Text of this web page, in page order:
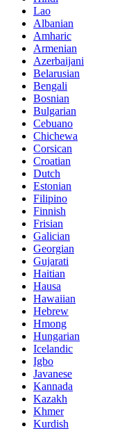
Lao
Albanian
Amharic
Armenian
Azerbaijani
Belarusian
Bengali
Bosnian
Bulgarian
Cebuano
Chichewa
Corsican
Croatian
Dutch
Estonian
Filipino
Finnish
Frisian
Galician
Georgian
Gujarati
Haitian
Hausa
Hawaiian
Hebrew
Hmong
Hungarian
Icelandic
Igbo
Javanese
Kannada
Kazakh
Khmer
Kurdish